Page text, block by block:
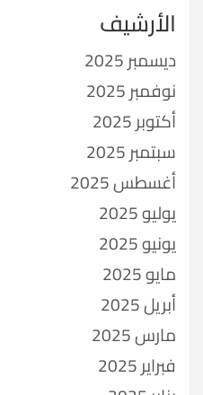
الأرشيف
ديسمبر 2025
نوفمبر 2025
أكتوبر 2025
سبتمبر 2025
أغسطس 2025
يوليو 2025
يونيو 2025
مايو 2025
أبريل 2025
مارس 2025
فبراير 2025